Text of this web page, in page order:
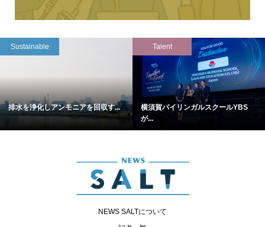
Sustainable
排水を浄化しアンモニアを回収す...
Talent
横須賀バイリンガルスクールYBS
が...
NEWS SALTについて